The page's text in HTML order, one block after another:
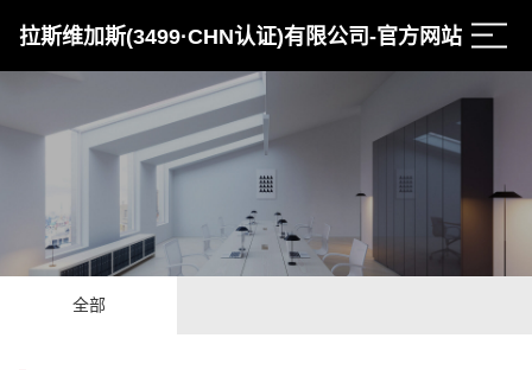
拉斯维加斯(3499·CHN认证)有限公司-官方网站
全部